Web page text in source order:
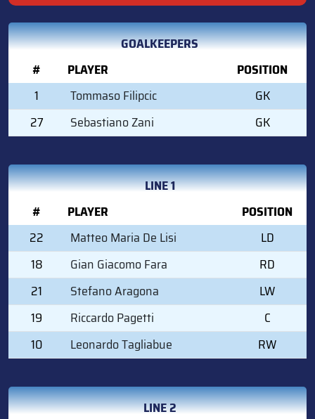
GOALKEEPERS
#
PLAYER
POSITION
1
Tommaso Filipcic
GK
27
Sebastiano Zani GK
LINE 1
#
PLAYER
POSITION
22
Matteo Maria De Lisi
LD
18
Gian Giacomo Fara
RD
21
Stefano Aragona
LW
19
Riccardo Pagetti
C
10
Leonardo Tagliabue RW
LINE 2